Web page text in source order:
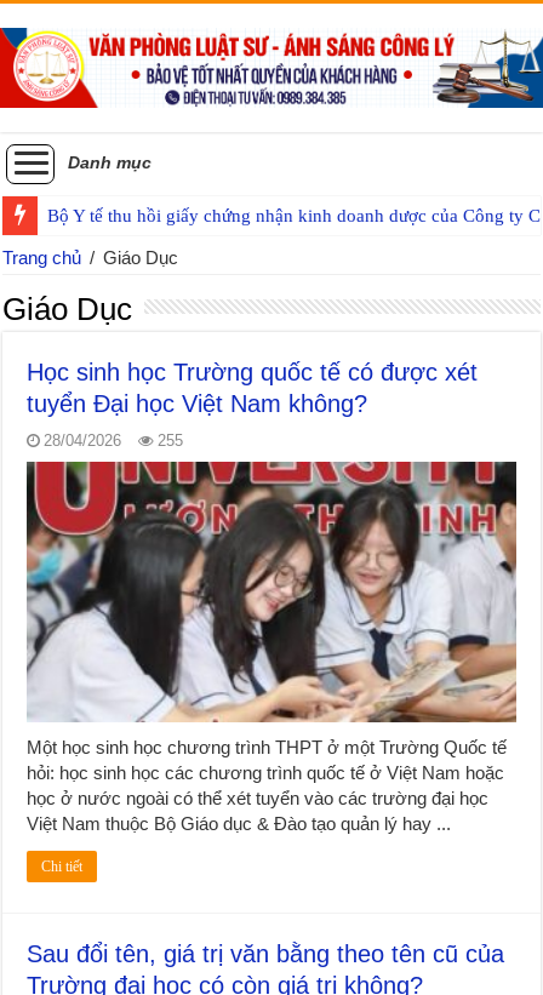
Danh mục
Bộ Y tế thu hồi giấy chứng nhận kinh doanh dược của Công ty
Trang chủ / Giáo Dục
Giáo Dục
Học sinh học Trường quốc tế có được xét
tuyển Đại học Việt Nam không?
28/04/2026 255
Một học sinh học chương trình THPT ở một Trường Quốc tế
hỏi: học sinh học các chương trình quốc tế ở Việt Nam hoặc
học ở nước ngoài có thể xét tuyển vào các trường đại học
Việt Nam thuộc Bộ Giáo dục & Đào tạo quản lý hay ...
Chi tiết
Sau đổi tên, giá trị văn bằng theo tên cũ của
Trường đại học có còn giá trị không?